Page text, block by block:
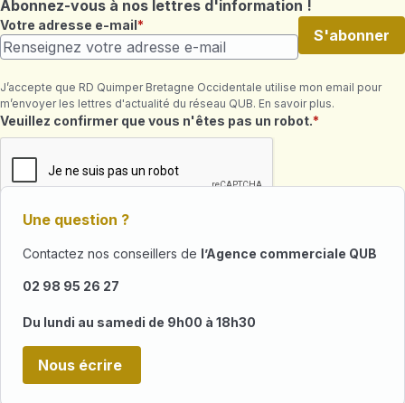
Abonnez-vous à nos lettres d'information !
Votre adresse e-mail
S'abonner
J’accepte que RD Quimper Bretagne Occidentale utilise mon email pour
m’envoyer les lettres d'actualité du réseau QUB. En savoir plus.
Champ requis
Veuillez confirmer que vous n'êtes pas un robot.
Une question ?
Contactez nos conseillers de l’Agence commerciale QUB
02 98 95 26 27
Du lundi au samedi de 9h00 à 18h30
Nous écrire